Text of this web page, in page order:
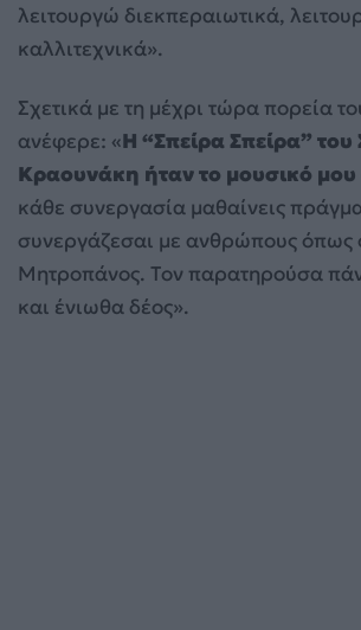
λειτουργώ διεκπεραιωτικά,
καλλιτεχνικά».
Σχετικά με τη μέχρι τώρα πορεία
ανέφερε: «Η “Σπείρα Σπείρα” του
Κραουνάκη ήταν το μουσικό μου
κάθε συνεργασία μαθαίνεις
συνεργάζεσαι με ανθρώπους όπως
Μητροπάνος. Τον παρατηρούσα
και ένιωθα δέος».